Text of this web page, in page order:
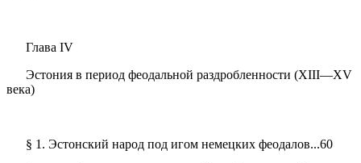
Глава IV
Эстония в период феодальной раздробленности (XIII—XV
века)
§ 1. Эстонский народ под игом немецких феодалов...60